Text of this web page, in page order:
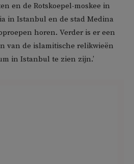
en de Rotskoepel-moskee in
in Istanbul en de stad Medina
horen. Verder is er een
van de islamitische relikwieën
in Istanbul te zien zijn.’